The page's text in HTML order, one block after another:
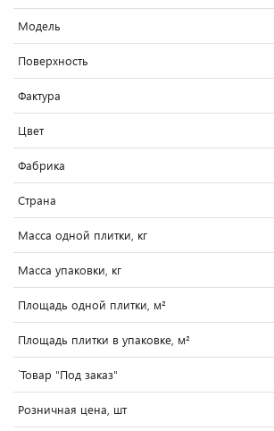
Модель
Поверхность
Фактура
Цвет
Фабрика
Страна
Масса одной плитки, кг
Масса упаковки, кг
Площадь одной плитки, м²
Площадь плитки в упаковке, м²
`Товар "Под заказ"
Розничная цена, шт